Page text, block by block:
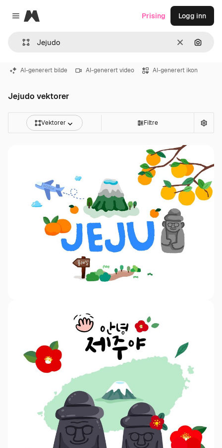
Close menu
Magnific
Slett Søk
Prising Logg inn
AI-generert bilde AI-generert video AI-generert ikon
Jejudo vektorer
Vektorer Filtre